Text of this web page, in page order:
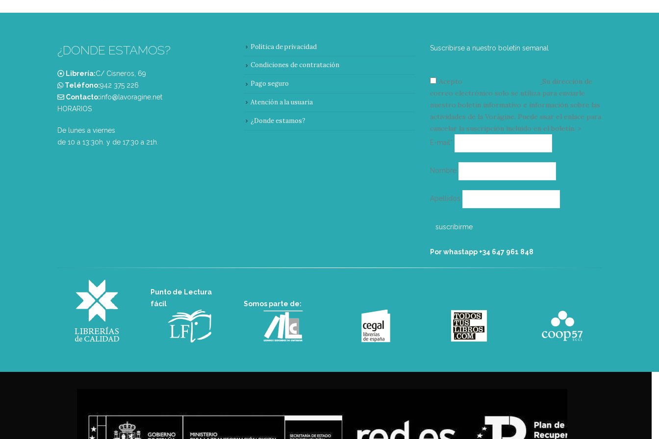
¿DONDE ESTAMOS?
Librería:C/ Cisneros, 69
Teléfono:‭942 375 226‬
Contacto:info@lavoragine.net
HORARIOS
De lunes a viernes
de 10 a 13:30h. y de 17:30 a 21h.
Política de privacidad
Condiciones de contratación
Pago seguro
Atención a la usuaria
¿Donde estamos?
Suscribirse a nuestro boletín semanal
Acepto
Su dirección de
correo electrónico solo se utiliza para enviarle
nuestro boletín informativo e información sobre las
actividades de la Vorágine. Puede usar el enlace para
cancelar la suscripción incluido en el boletín. >
E-mail*
electrónico
Nombre
Apellidos
Por whastapp +34 ‭647 961 848‬
Punto de Lectura
fácil
Somos parte de: